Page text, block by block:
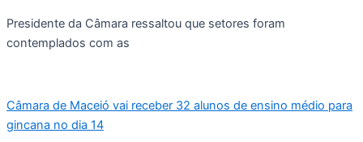
Presidente da Câmara ressaltou que setores foram
contemplados com as
Câmara de Maceió vai receber 32 alunos de ensino médio para
gincana no dia 14